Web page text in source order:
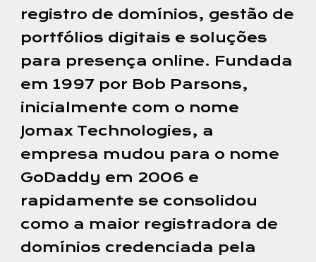
registro de domínios, gestão de
portfólios digitais e soluções
para presença online. Fundada
em 1997 por Bob Parsons,
inicialmente com o nome
Jomax Technologies, a
empresa mudou para o nome
GoDaddy em 2006 e
rapidamente se consolidou
como a maior registradora de
domínios credenciada pela